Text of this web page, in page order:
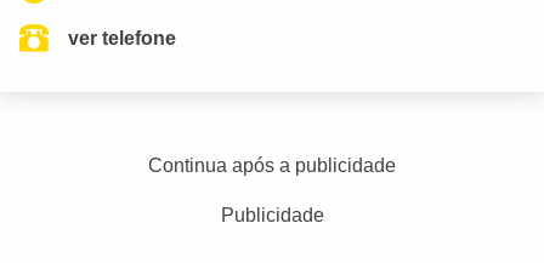
ver telefone
Continua após a publicidade
Publicidade